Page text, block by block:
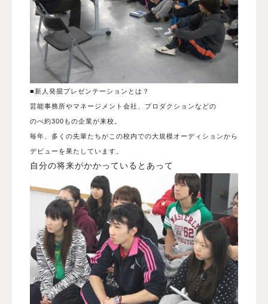
■新人発掘プレゼンテーションとは？
芸能事務所やマネージメント会社、プロダクションなどの
のべ約300もの企業が来校。
毎年、多くの先輩たちがこの校内での大規模オーディションから
デビューを果たしています。
自分の将来がかかっているとあって